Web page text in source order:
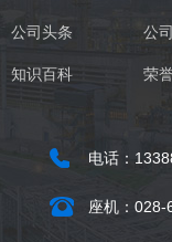
公司头条
知识百科
公
荣
电话：
座机：028-